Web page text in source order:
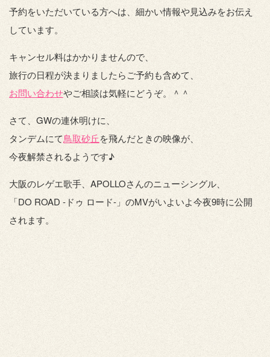
予約をいただいている方へは、細かい情報や見込みをお伝え
しています。
キャンセル料はかかりませんので、
旅行の日程が決まりましたらご予約も含めて、
お問い合わせやご相談は気軽にどうぞ。＾＾
さて、GWの連休明けに、
タンデムにて鳥取砂丘を飛んだときの映像が、
今夜解禁されるようです♪
大阪のレゲエ歌手、APOLLOさんのニューシングル、
「DO ROAD -ドゥ ロード-」のMVがいよいよ今夜9時に公開
されます。